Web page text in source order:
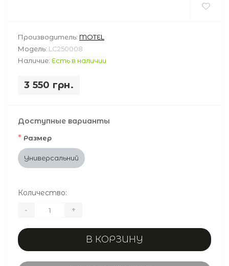
Производитель: MOTEL
Модель: LC250008
Наличие: Есть в наличии
3 550 грн.
Доступные варианты
* Размер
Универсальний
Количество:
- +
В КОРЗИНУ